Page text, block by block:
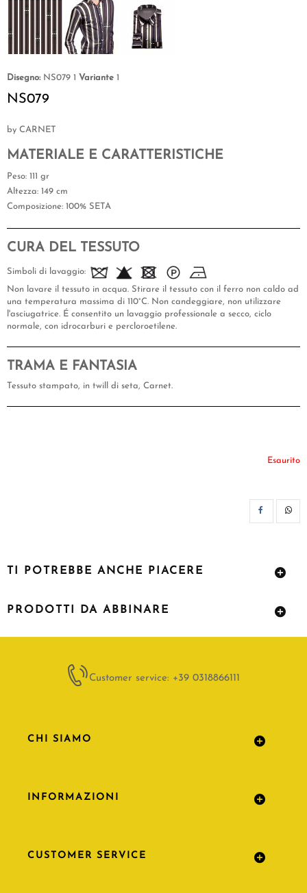
Disegno: NS079 1 Variante 1
NS079
by CARNET
MATERIALE E CARATTERISTICHE
Peso: 111 gr
Altezza: 149 cm
Composizione: 100% SETA
CURA DEL TESSUTO
Simboli di lavaggio:
Non lavare il tessuto in acqua. Stirare il tessuto con il ferro non caldo ad
una temperatura massima di 110°C. Non candeggiare, non utilizzare
l'asciugatrice. É consentito un lavaggio professionale a secco, ciclo
normale, con idrocarburi e percloroetilene.
TRAMA E FANTASIA
Tessuto stampato, in twill di seta, Carnet.
Esaurito
TI POTREBBE ANCHE PIACERE
PRODOTTI DA ABBINARE
Customer service: +39 0318866111
CHI SIAMO
INFORMAZIONI
CUSTOMER SERVICE